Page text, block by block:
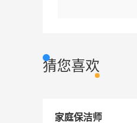
猜您喜欢
家庭保洁师